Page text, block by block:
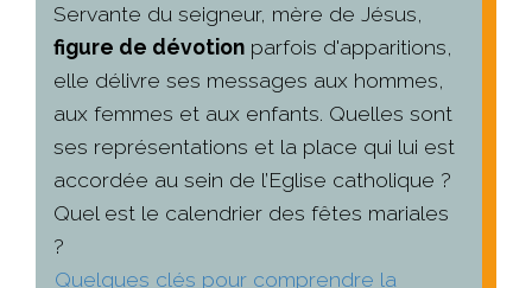
Servante du seigneur, mère de Jésus,
figure de dévotion parfois d'apparitions,
elle délivre ses messages aux hommes,
aux femmes et aux enfants. Quelles sont
ses représentations et la place qui lui est
accordée au sein de l’Eglise catholique ?
Quel est le calendrier des fêtes mariales
?
Quelques clés pour comprendre la